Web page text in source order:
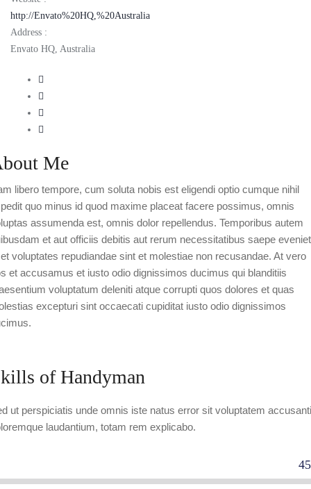
http://Envato%20HQ,%20Australia
Address :
Envato HQ, Australia
Me
libero tempore, cum soluta nobis est eligendi optio cumque nihil
quo minus id quod maxime placeat facere possimus, omnis
assumenda est, omnis dolor repellendus. Temporibus autem
et aut officiis debitis aut rerum necessitatibus saepe eveniet
voluptates repudiandae sint et molestiae non recusandae. At vero
et accusamus et iusto odio dignissimos ducimus qui blanditiis
voluptatum deleniti atque corrupti quos dolores et quas
excepturi sint occaecati cupiditat iusto odio dignissimos
of Handyman
ut perspiciatis unde omnis iste natus error sit voluptatem
laudantium, totam rem explicabo.